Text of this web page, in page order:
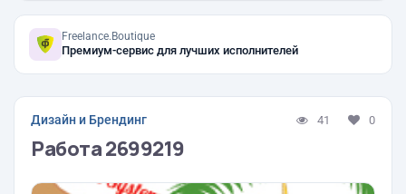
Freelance.Boutique
Премиум-сервис для лучших исполнителей
Дизайн и Брендинг 41 0
Работа 2699219